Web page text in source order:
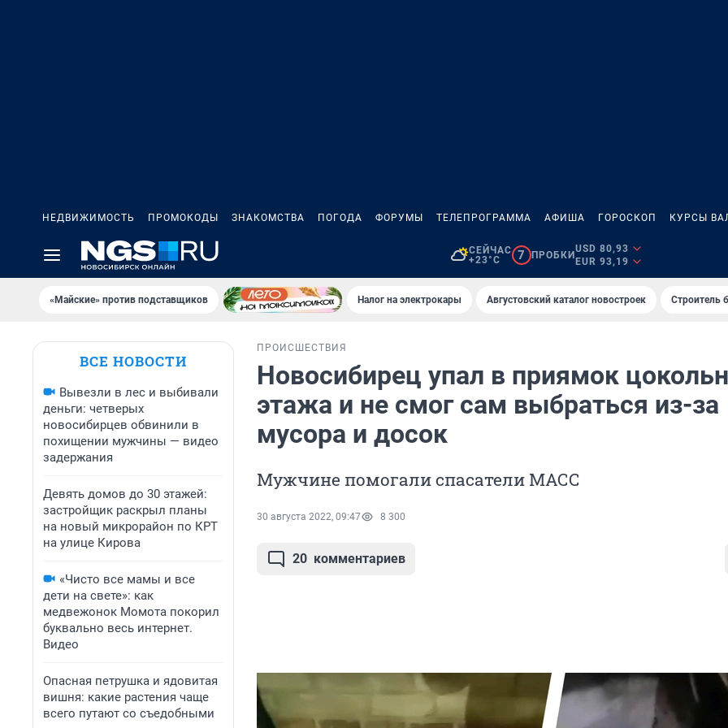
НЕДВИЖИМОСТЬ ПРОМОКОДЫ ЗНАКОМСТВА ПОГОДА ФОРУМЫ ТЕЛЕПРОГРАММА АФИША ГОРОСКОП КУРСЫ
СЕЙЧАС
+23°C
7 ПРОБКИ
USD 80,93
EUR 93,19
«Майские» против подставщиков Налог на электрокары Августовский каталог новостроек Строитель
ВСЕ НОВОСТИ
Вывезли в лес и выбивали
деньги: четверых
новосибирцев обвинили в
похищении мужчины — видео
задержания
Девять домов до 30 этажей:
застройщик раскрыл планы
на новый микрорайон по КРТ
на улице Кирова
«Чисто все мамы и все
дети на свете»: как
медвежонок Момота покорил
буквально весь интернет.
Видео
Опасная петрушка и ядовитая
вишня: какие растения чаще
всего путают со съедобными
ПРОИСШЕСТВИЯ
Новосибирец упал в приямок
этажа и не смог сам выбраться из-за
мусора и досок
Мужчине помогали спасатели МАСС
30 августа 2022, 09:47 8 300
20 комментариев